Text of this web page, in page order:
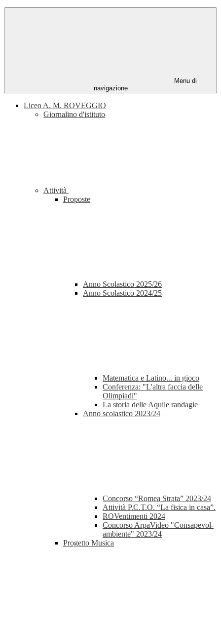
Menu di
navigazione
Liceo A. M. ROVEGGIO
Giornalino d'istituto
Attività
Proposte
Anno Scolastico 2025/26
Anno Scolastico 2024/25
Matematica e Latino... in gioco
Conferenza: "L'altra faccia delle
Olimpiadi"
La storia delle Aquile randagie
Anno scolastico 2023/24
Concorso “Romea Strata” 2023/24
Attività P.C.T.O. “La fisica in casa”.
ROVentimenti 2024
Concorso ArpaVideo "Consapevol-
ambiente" 2023/24
Progetto Musica